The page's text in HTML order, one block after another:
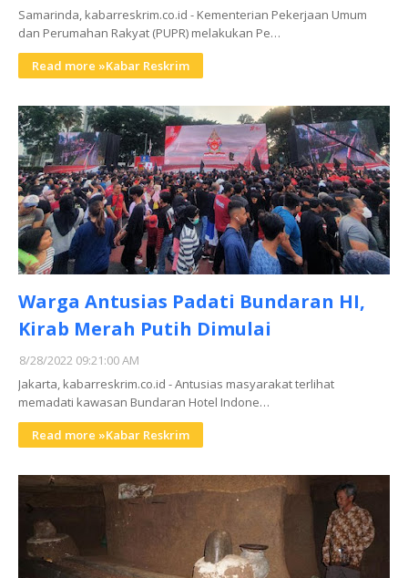
Samarinda, kabarreskrim.co.id - Kementerian Pekerjaan Umum
dan Perumahan Rakyat (PUPR) melakukan Pe…
Read more »Kabar Reskrim
Warga Antusias Padati Bundaran HI,
Kirab Merah Putih Dimulai
8/28/2022 09:21:00 AM
Jakarta, kabarreskrim.co.id - Antusias masyarakat terlihat
memadati kawasan Bundaran Hotel Indone…
Read more »Kabar Reskrim